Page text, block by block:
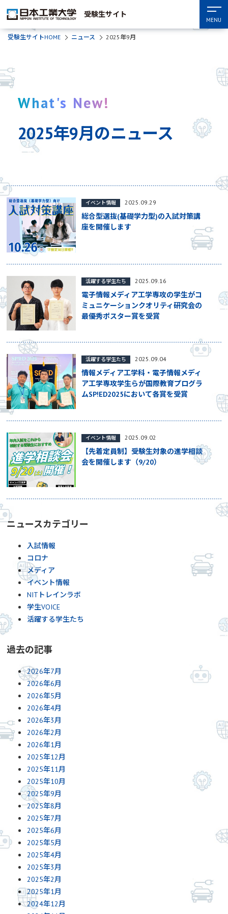
受験生サイト
MENU
受験生サイトHOME ニュース 2025年9月
What's New!
2025年9月のニュース
総合型選抜(基礎学力型)の入試対策講
座を開催します
イベント情報 2025.09.29
電子情報メディア工学専攻の学生がコ
ミュニケーションクオリティ研究会の
最優秀ポスター賞を受賞
活躍する学生たち 2025.09.16
情報メディア工学科・電子情報メディ
ア工学専攻学生らが国際教育プログラ
ムSP!ED2025において各賞を受賞
活躍する学生たち 2025.09.04
【先着定員制】受験生対象の進学相談
会を開催します（9/20）
イベント情報 2025.09.02
ニュースカテゴリー
入試情報
コロナ
メディア
イベント情報
NITトレインラボ
学生VOICE
活躍する学生たち
過去の記事
2026年7月
2026年6月
2026年5月
2026年4月
2026年3月
2026年2月
2026年1月
2025年12月
2025年11月
2025年10月
2025年9月
2025年8月
2025年7月
2025年6月
2025年5月
2025年4月
2025年3月
2025年2月
2025年1月
2024年12月